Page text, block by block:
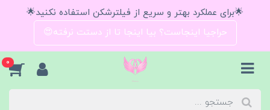
🌟برای عملکرد بهتر و سریع از فیلترشکن استفاده نکنید🌟
حراجیا اینجاست؟ بیا اینجا تا از دستت نرفته😍
0